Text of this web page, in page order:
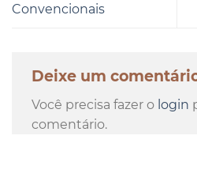
Convencionais
Deixe um
Você precisa fazer o login
comentário.